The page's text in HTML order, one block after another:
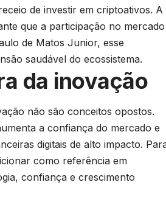
de investir em criptoativos. A
que a participação no mercado
de Matos Junior, esse
saudável do ecossistema.
da inovação
não são conceitos opostos.
a confiança do mercado e
digitais de alto impacto.
como referência em
confiança e crescimento